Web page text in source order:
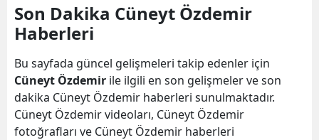
Son Dakika Cüneyt Özdemir
Haberleri
Bu sayfada güncel gelişmeleri takip edenler için
Cüneyt Özdemir ile ilgili en son gelişmeler ve son
dakika Cüneyt Özdemir haberleri sunulmaktadır.
Cüneyt Özdemir videoları, Cüneyt Özdemir
fotoğrafları ve Cüneyt Özdemir haberleri